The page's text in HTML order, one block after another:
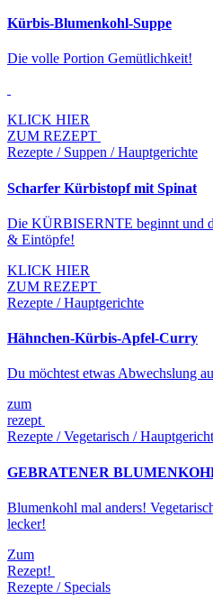
Kürbis-Blumenkohl-Suppe
Die volle Portion Gemütlichkeit!
KLICK HIER
ZUM REZEPT
Rezepte / Suppen / Hauptgerichte
Scharfer Kürbistopf mit Spinat
Die KÜRBISERNTE beginnt und
& Eintöpfe!
KLICK HIER
ZUM REZEPT
Rezepte / Hauptgerichte
Hähnchen-Kürbis-Apfel-Curry
Du möchtest etwas Abwechslung
zum
rezept
Rezepte / Vegetarisch /
GEBRATENER
Blumenkohl mal anders!
lecker!
Zum
Rezept!
Rezepte / Specials